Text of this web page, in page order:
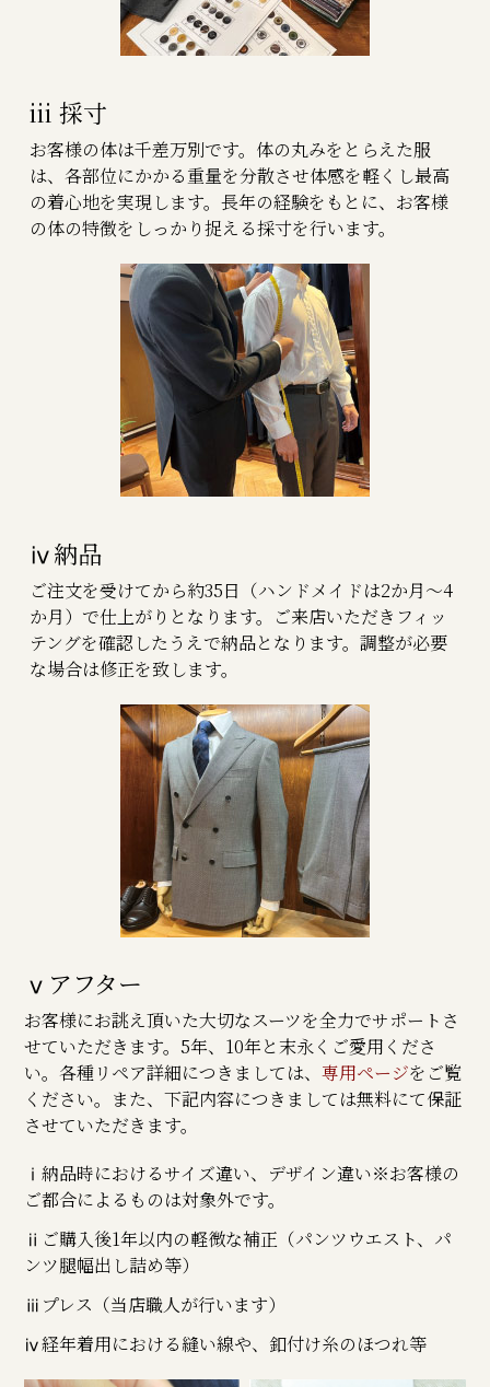
iii 採寸
お客様の体は千差万別です。体の丸みをとらえた服
は、各部位にかかる重量を分散させ体感を軽くし最高
の着心地を実現します。長年の経験をもとに、お客様
の体の特徴をしっかり捉える採寸を行います。
ⅳ納品
ご注文を受けてから約35日（ハンドメイドは2か月～4
か月）で仕上がりとなります。ご来店いただきフィッ
テングを確認したうえで納品となります。調整が必要
な場合は修正を致します。
ⅴアフター
お客様にお誂え頂いた大切なスーツを全力でサポートさ
せていただきます。5年、10年と末永くご愛用くださ
い。各種リペア詳細につきましては、専用ページをご覧
ください。また、下記内容につきましては無料にて保証
させていただきます。
ⅰ納品時におけるサイズ違い、デザイン違い※お客様の
ご都合によるものは対象外です。
ⅱご購入後1年以内の軽微な補正（パンツウエスト、パ
ンツ腿幅出し詰め等）
ⅲプレス（当店職人が行います）
ⅳ経年着用における縫い線や、釦付け糸のほつれ等